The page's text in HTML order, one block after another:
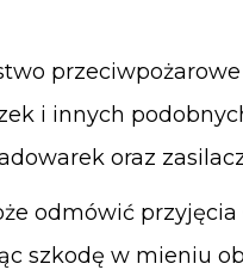
i innych
oraz
odmówić
szkodę w mieniu